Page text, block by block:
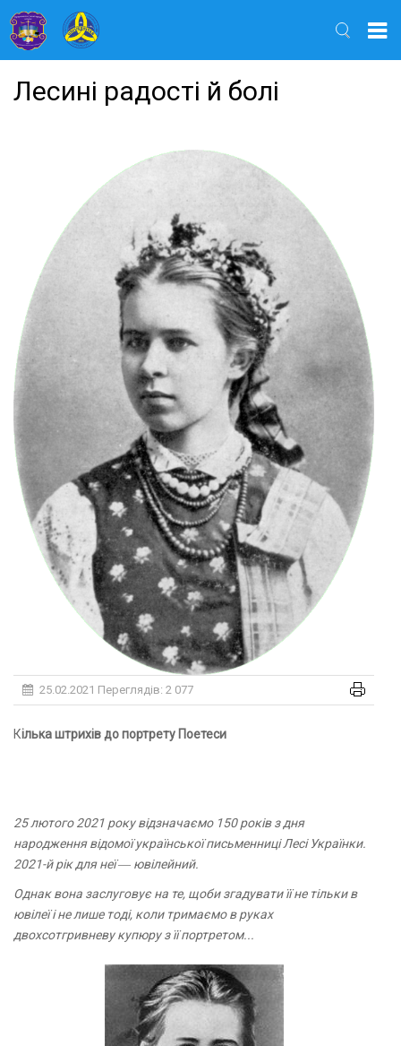
Лесині радості й болі
25.02.2021 Переглядів: 2 077
Кілька штрихів до портрету Поетеси
25 лютого 2021 року відзначаємо 150 років з дня
народження відомої української письменниці Лесі Українки.
2021-й рік для неї ― ювілейний.
Однак вона заслуговує на те, щоби згадувати її не тільки в
ювілеї і не лише тоді, коли тримаємо в руках
двохсотгривневу купюру з її портретом...